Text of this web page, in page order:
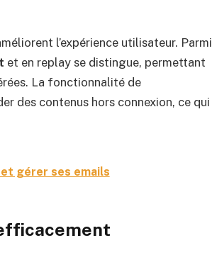
l’expérience utilisateur. Parmi
et en replay se distingue, permettant
La fonctionnalité de
des contenus hors connexion, ce qui
gérer ses emails